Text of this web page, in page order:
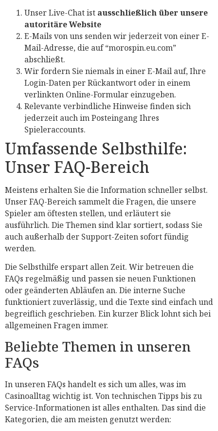
Unser Live-Chat ist ausschließlich über unsere
autoritäre Website
E-Mails von uns senden wir jederzeit von einer E-
Mail-Adresse, die auf “morospin.eu.com”
abschließt.
Wir fordern Sie niemals in einer E-Mail auf, Ihre
Login-Daten per Rückantwort oder in einem
verlinkten Online-Formular einzugeben.
Relevante verbindliche Hinweise finden sich
jederzeit auch im Posteingang Ihres
Spieleraccounts.
Umfassende Selbsthilfe:
Unser FAQ-Bereich
Meistens erhalten Sie die Information schneller selbst.
Unser FAQ-Bereich sammelt die Fragen, die unsere
Spieler am öftesten stellen, und erläutert sie
ausführlich. Die Themen sind klar sortiert, sodass Sie
auch außerhalb der Support-Zeiten sofort fündig
werden.
Die Selbsthilfe erspart allen Zeit. Wir betreuen die
FAQs regelmäßig und passen sie neuen Funktionen
oder geänderten Abläufen an. Die interne Suche
funktioniert zuverlässig, und die Texte sind einfach und
begreiflich geschrieben. Ein kurzer Blick lohnt sich bei
allgemeinen Fragen immer.
Beliebte Themen in unseren
FAQs
In unseren FAQs handelt es sich um alles, was im
Casinoalltag wichtig ist. Von technischen Tipps bis zu
Service-Informationen ist alles enthalten. Das sind die
Kategorien, die am meisten genutzt werden: